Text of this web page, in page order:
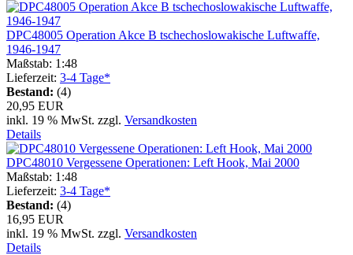
DPC48005 Operation Akce B tschechoslowakische Luftwaffe,
1946-1947
Maßstab: 1:48
Lieferzeit: 3-4 Tage*
Bestand: (4)
20,95 EUR
inkl. 19 % MwSt. zzgl. Versandkosten
Details
DPC48010 Vergessene Operationen: Left Hook, Mai 2000
Maßstab: 1:48
Lieferzeit: 3-4 Tage*
Bestand: (4)
16,95 EUR
inkl. 19 % MwSt. zzgl. Versandkosten
Details